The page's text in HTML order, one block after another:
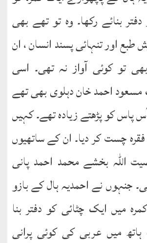
بنائے رکھا۔ وہ تو تھے بھی
طبع اور تنہائی پسند انسان ، ان
تو کوئی آواز نہ تھی۔ اسی
احمد خان دہلوی بھی تھے
پاس کو پڑھتے زیادہ تھے۔ کہیں
چست کر دیا۔ ان کے ساتھیوں
اللہ بخشے محمد احمد پانی
جنہوں نے احمدیہ ہال کے بازو
میں ایک چٹائی کو دفتر بنا
ہاتھ میں عربی کی کوئی پرانی